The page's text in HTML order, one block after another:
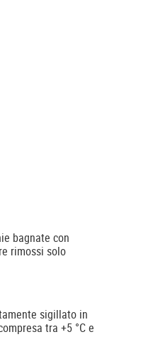
bagnate con
rimossi solo
sigillato in
tra +5 °C e